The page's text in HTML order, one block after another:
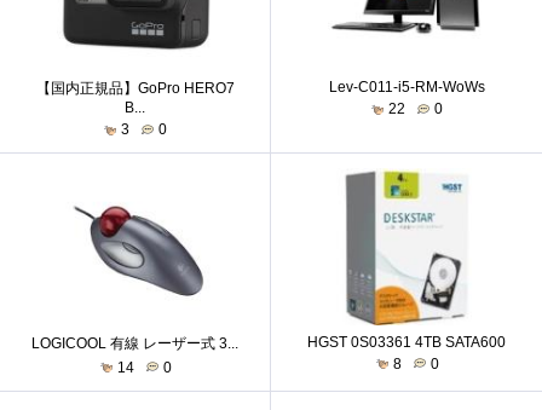
【国内正規品】GoPro HERO7
B...
3
0
Lev-C011-i5-RM-WoWs
22
0
LOGICOOL 有線 レーザー式 3...
14
0
HGST 0S03361 4TB SATA600
8
0